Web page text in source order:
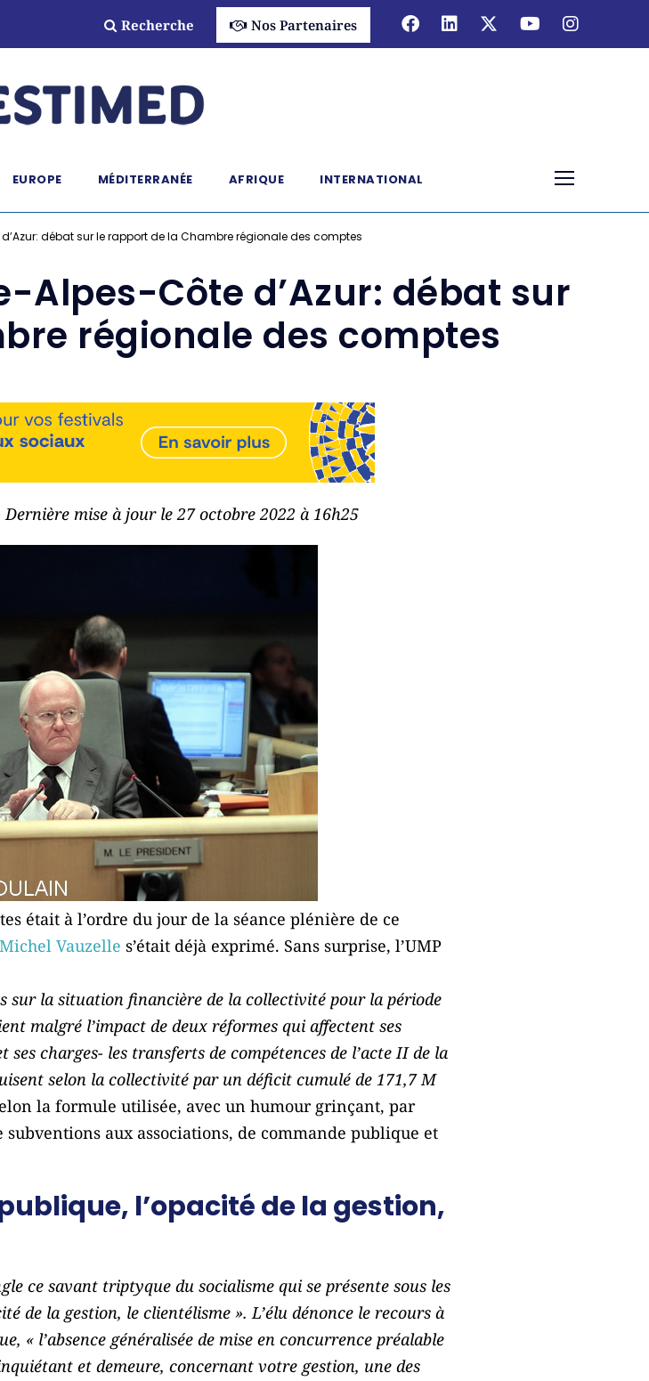
Recherche Nos Partenaires
EUROPE MÉDITERRANÉE AFRIQUE INTERNATIONAL
débat sur le rapport de la Chambre régionale des comptes
Alpes-Côte d’Azur: débat sur
régionale des comptes
mise à jour le 27 octobre 2022 à 16h25
était à l’ordre du jour de la séance plénière de ce
Michel Vauzelle s’était déjà exprimé. Sans surprise, l’UMP
sur la situation financière de la collectivité pour la période
malgré l’impact de deux réformes qui affectent ses
charges- les transferts de compétences de l’acte II de la
selon la collectivité par un déficit cumulé de 171,7 M
la formule utilisée, avec un humour grinçant, par
aux associations, de commande publique et
l’opacité de la gestion,
ce savant triptyque du socialisme qui se présente sous les
de la gestion, le clientélisme ». L’élu dénonce le recours à
« l’absence généralisée de mise en concurrence préalable
et demeure, concernant votre gestion, une des